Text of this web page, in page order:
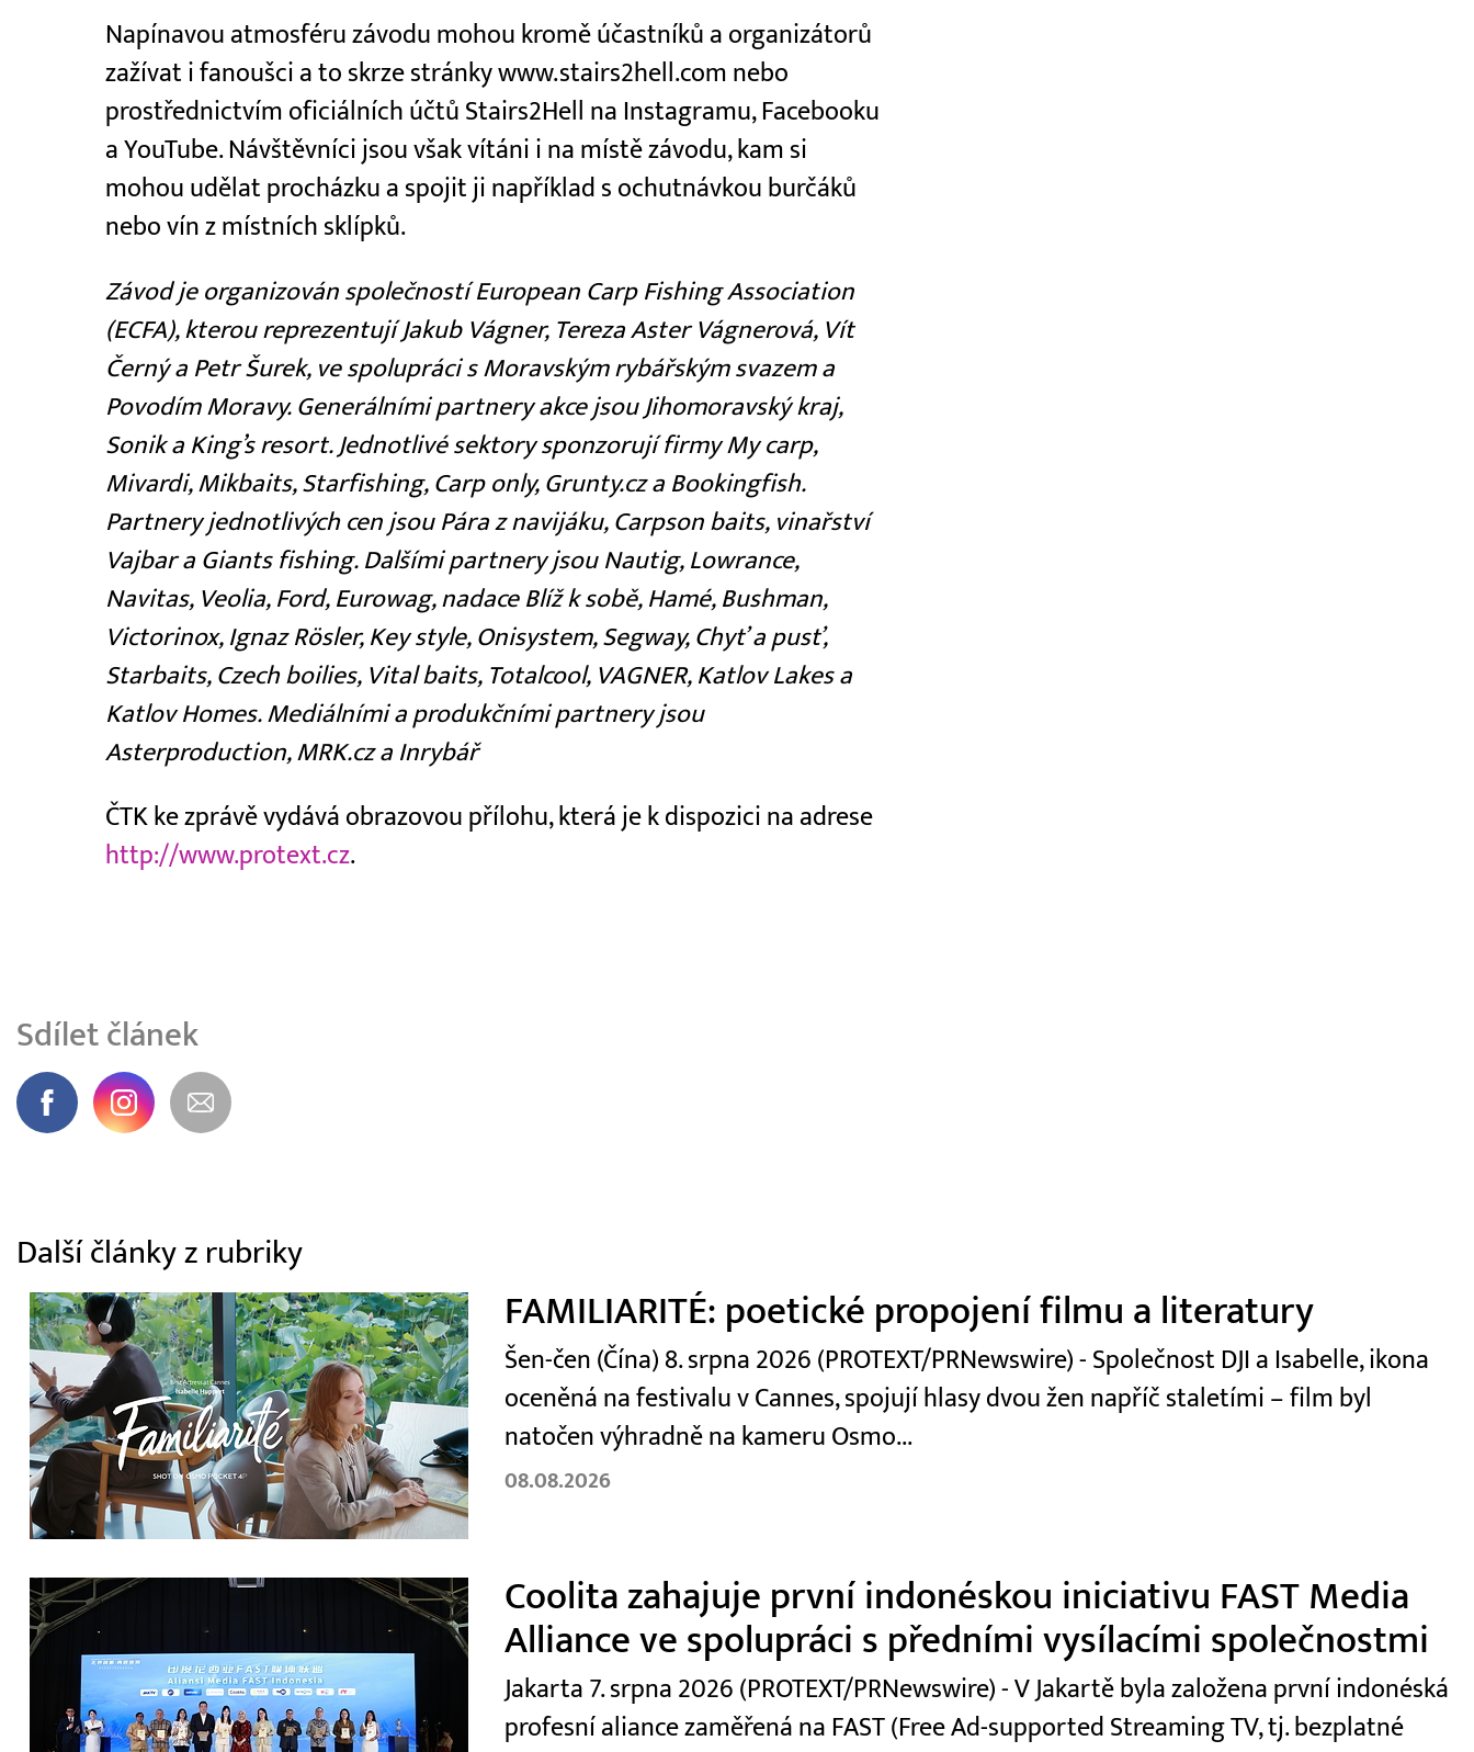
Napínavou atmosféru závodu mohou kromě účastníků a organizátorů
zažívat i fanoušci a to skrze stránky www.stairs2hell.com nebo
prostřednictvím oficiálních účtů Stairs2Hell na Instagramu, Facebooku
a YouTube. Návštěvníci jsou však vítáni i na místě závodu, kam si
mohou udělat procházku a spojit ji například s ochutnávkou burčáků
nebo vín z místních sklípků.
Závod je organizován společností European Carp Fishing Association
(ECFA), kterou reprezentují Jakub Vágner, Tereza Aster Vágnerová, Vít
Černý a Petr Šurek, ve spolupráci s Moravským rybářským svazem a
Povodím Moravy. Generálními partnery akce jsou Jihomoravský kraj,
Sonik a King’s resort. Jednotlivé sektory sponzorují firmy My carp,
Mivardi, Mikbaits, Starfishing, Carp only, Grunty.cz a Bookingfish.
Partnery jednotlivých cen jsou Pára z navijáku, Carpson baits, vinařství
Vajbar a Giants fishing. Dalšími partnery jsou Nautig, Lowrance,
Navitas, Veolia, Ford, Eurowag, nadace Blíž k sobě, Hamé, Bushman,
Victorinox, Ignaz Rösler, Key style, Onisystem, Segway, Chyť a pusť,
Starbaits, Czech boilies, Vital baits, Totalcool, VAGNER, Katlov Lakes a
Katlov Homes. Mediálními a produkčními partnery jsou
Asterproduction, MRK.cz a Inrybář
ČTK ke zprávě vydává obrazovou přílohu, která je k dispozici na adrese
http://www.protext.cz.
Sdílet článek
Další články z rubriky
FAMILIARITÉ: poetické propojení filmu a literatury
Šen-čen (Čína) 8. srpna 2026 (PROTEXT/PRNewswire) - Společnost DJI a Isabelle, ikona
oceněná na festivalu v Cannes, spojují hlasy dvou žen napříč staletími – film byl
natočen výhradně na kameru Osmo...
08.08.2026
Coolita zahajuje první indonéskou iniciativu FAST Media
Alliance ve spolupráci s předními vysílacími společnostmi
Jakarta 7. srpna 2026 (PROTEXT/PRNewswire) - V Jakartě byla založena první indonéská
profesní aliance zaměřená na FAST (Free Ad-supported Streaming TV, tj. bezplatné